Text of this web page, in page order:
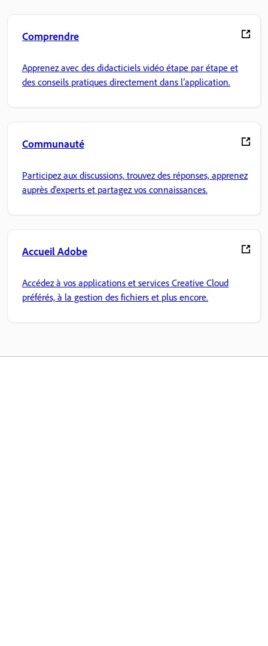
Comprendre
Apprenez avec des didacticiels vidéo étape par étape et
des conseils pratiques directement dans l’application.
Communauté
Participez aux discussions, trouvez des réponses, apprenez
auprès d'experts et partagez vos connaissances.
Accueil Adobe
Accédez à vos applications et services Creative Cloud
préférés, à la gestion des fichiers et plus encore.